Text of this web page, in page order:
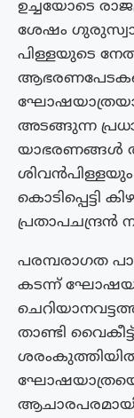
ഉച്ചയോടെ
ശേഷം
പിള്ളയുടെ
അടങ്ങുന്ന
യാഭരണങ്ങൾ
കൊടി​പ്പെട്ടി​
പ്രതാപചന്ദ്രൻ
പരമ്പരാഗത
കടന്ന്
താണ്ടി
ഘോഷയാത്രയെ
ആചാരപരമായി